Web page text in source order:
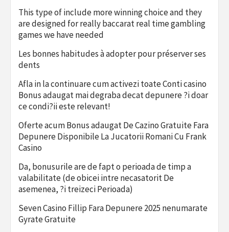
This type of include more winning choice and they
are designed for really baccarat real time gambling
games we have needed
Les bonnes habitudes à adopter pour préserver ses
dents
Afla in la continuare cum activezi toate Conti casino
Bonus adaugat mai degraba decat depunere ?i doar
ce condi?ii este relevant!
Oferte acum Bonus adaugat De Cazino Gratuite Fara
Depunere Disponibile La Jucatorii Romani Cu Frank
Casino
Da, bonusurile are de fapt o perioada de timp a
valabilitate (de obicei intre necasatorit De
asemenea, ?i treizeci Perioada)
Seven Casino Fillip Fara Depunere 2025 nenumarate
Gyrate Gratuite